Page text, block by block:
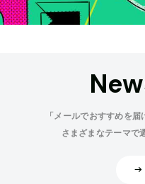
「メールでおすすめを
さまざまなテーマで